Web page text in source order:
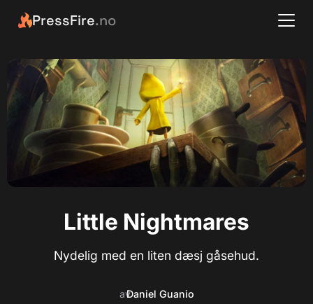
PressFire.no
Little Nightmares
Nydelig med en liten dæsj gåsehud.
avDaniel Guanio